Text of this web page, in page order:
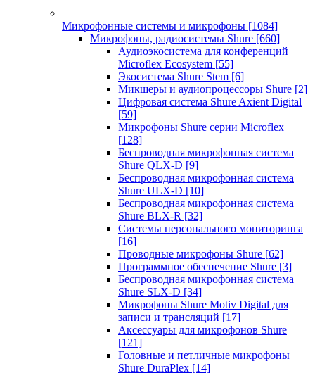
Микрофонные системы и микрофоны [1084]
Микрофоны, радиосистемы Shure [660]
Аудиоэкосистема для конференций
Microflex Ecosystem [55]
Экосистема Shure Stem [6]
Микшеры и аудиопроцессоры Shure [2]
Цифровая система Shure Axient Digital
[59]
Микрофоны Shure серии Microflex
[128]
Беспроводная микрофонная система
Shure QLX-D [9]
Беспроводная микрофонная система
Shure ULX-D [10]
Беспроводная микрофонная система
Shure BLX-R [32]
Системы персонального мониторинга
[16]
Проводные микрофоны Shure [62]
Программное обеспечение Shure [3]
Беспроводная микрофонная система
Shure SLX-D [34]
Микрофоны Shure Motiv Digital для
записи и трансляций [17]
Аксессуары для микрофонов Shure
[121]
Головные и петличные микрофоны
Shure DuraPlex [14]